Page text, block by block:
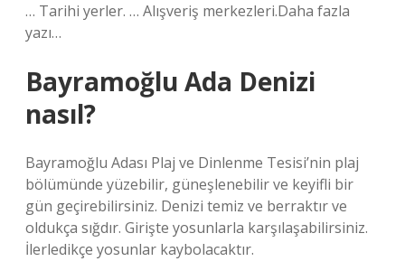
… Tarihi yerler. … Alışveriş merkezleri.Daha fazla
yazı…
Bayramoğlu Ada Denizi
nasıl?
Bayramoğlu Adası Plaj ve Dinlenme Tesisi’nin plaj
bölümünde yüzebilir, güneşlenebilir ve keyifli bir
gün geçirebilirsiniz. Denizi temiz ve berraktır ve
oldukça sığdır. Girişte yosunlarla karşılaşabilirsiniz.
İlerledikçe yosunlar kaybolacaktır.